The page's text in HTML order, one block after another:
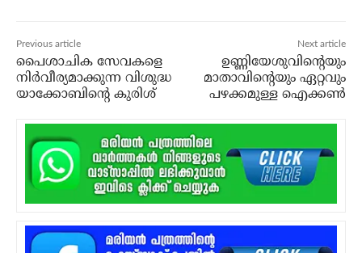
Previous article
പൈശാചിക സേവകളെ
നിര്‍വീര്യമാക്കുന്ന വിശുദ്ധ
യാക്കോബിന്റെ കുരിശ്
Next article
ഉണ്ണിയേശുവിന്റെയും
മാതാവിന്റെയും ഏറ്റവും
പഴക്കമുള്ള ഐക്കണ്‍